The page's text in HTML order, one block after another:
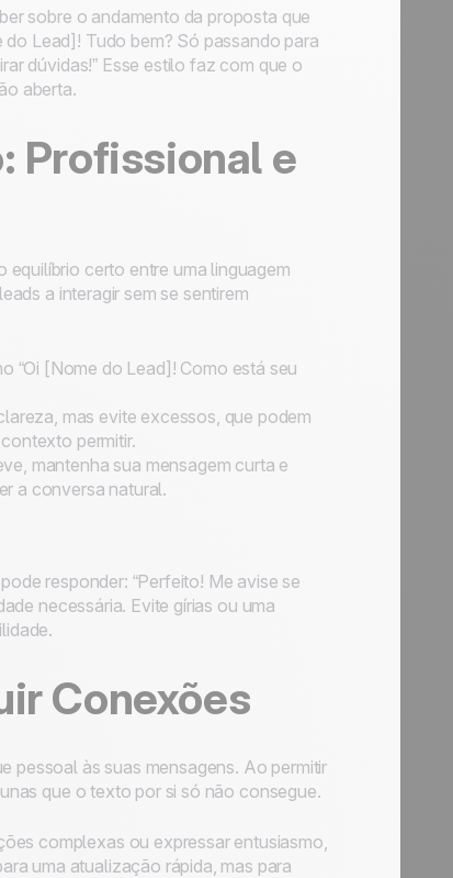
sobre o andamento da proposta que
Lead]! Tudo bem? Só passando para
dúvidas!” Esse estilo faz com que o
aberta.
Profissional e
certo entre uma linguagem
a interagir sem se sentirem
“Oi [Nome do Lead]! Como está seu
mas evite excessos, que podem
permitir.
mantenha sua mensagem curta e
a conversa natural.
responder: “Perfeito! Me avise se
necessária. Evite gírias ou uma
Conexões
pessoal às suas mensagens. Ao permitir
que o texto por si só não consegue.
complexas ou expressar entusiasmo,
uma atualização rápida, mas para